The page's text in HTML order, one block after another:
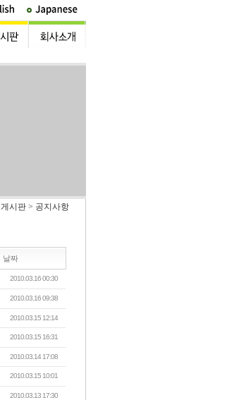
시판 > 공지사항
날짜
2010.03.16 00:30
2010.03.16 09:38
2010.03.15 12:14
2010.03.15 16:31
2010.03.14 17:08
2010.03.15 10:01
2010.03.13 17:30